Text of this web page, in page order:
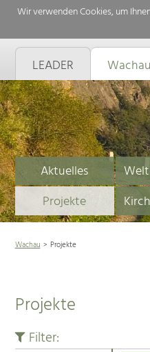
Wir verwenden Cookies, um
LEADER Wachau
Aktuelles
Projekte
Wachau Projekte
Projekte
Filter: